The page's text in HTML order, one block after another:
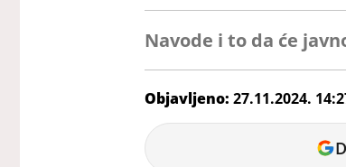
Navode i to da će
Objavljeno: 27.11.2024.
Dunja
Čavić